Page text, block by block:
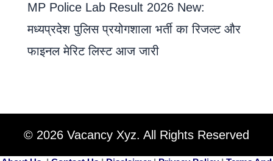
MP Police Lab Result 2026 New:
मध्यप्रदेश पुलिस प्रयोगशाला भर्ती का रिजल्ट और
फाइनल मेरिट लिस्ट आज जारी
© 2026 Vacancy Xyz. All Rights Reserved